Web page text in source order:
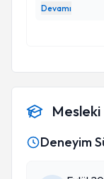
yanlışmış.
verdim ve
öneriyorum.
öderim
Devamı
Deneyim